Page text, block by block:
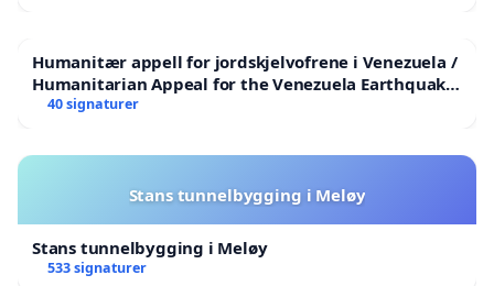
Humanitær appell for jordskjelvofrene i Venezuela /
Humanitarian Appeal for the Venezuela Earthquake
Victims
40 signaturer
Stans tunnelbygging i Meløy
Stans tunnelbygging i Meløy
533 signaturer